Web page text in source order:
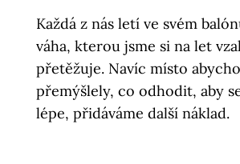
Každá z nás letí ve svém
váha, kterou jsme si na let
přetěžuje. Navíc místo
přemýšlely, co odhodit, aby
lépe, přidáváme další náklad.